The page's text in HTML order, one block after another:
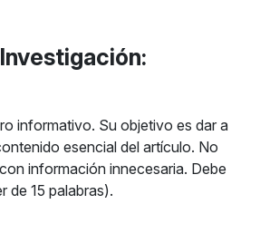
informativo. Su objetivo es dar a
esencial del artículo. No
información innecesaria. Debe
de 15 palabras).